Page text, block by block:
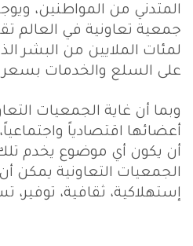
المتدني من المواطنين،
جمعية تعاونية في العالم
لمئات الملايين من البشر
على السلع والخدمات بسعر
وبما أن غاية الجمعيات
أعضائها اقتصادياً
أن يكون أي موضوع يخدم تلك
الجمعيات التعاونية يمكن
إستهلاكية، ثقافية، توفير،